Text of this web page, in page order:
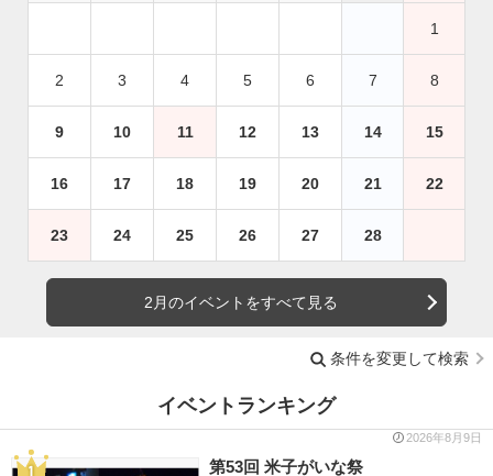
1
2 3 4 5 6 7 8
9 10 11 12 13 14 15
16 17 18 19 20 21 22
23 24 25 26 27 28
2月のイベントをすべて見る
条件を変更して検索
イベントランキング
2026年8月9日
第53回 米子がいな祭